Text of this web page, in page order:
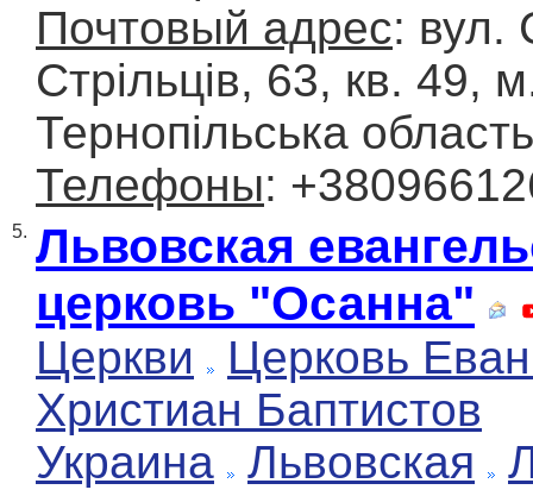
Почтовый адрес: вул.
Стрільців, 63, кв. 49,
Тернопільська область
Телефоны:
5. Львовская
церковь "Осанна"
Церкви
Церковь
Христиан Баптистов
Украина
Львовская